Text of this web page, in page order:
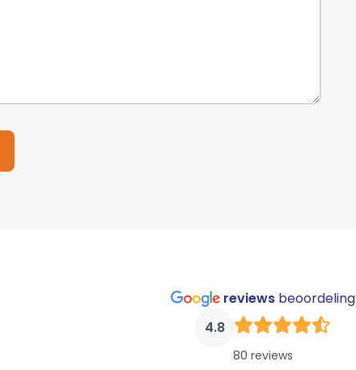
reviews beoordeling
4.8
80 reviews